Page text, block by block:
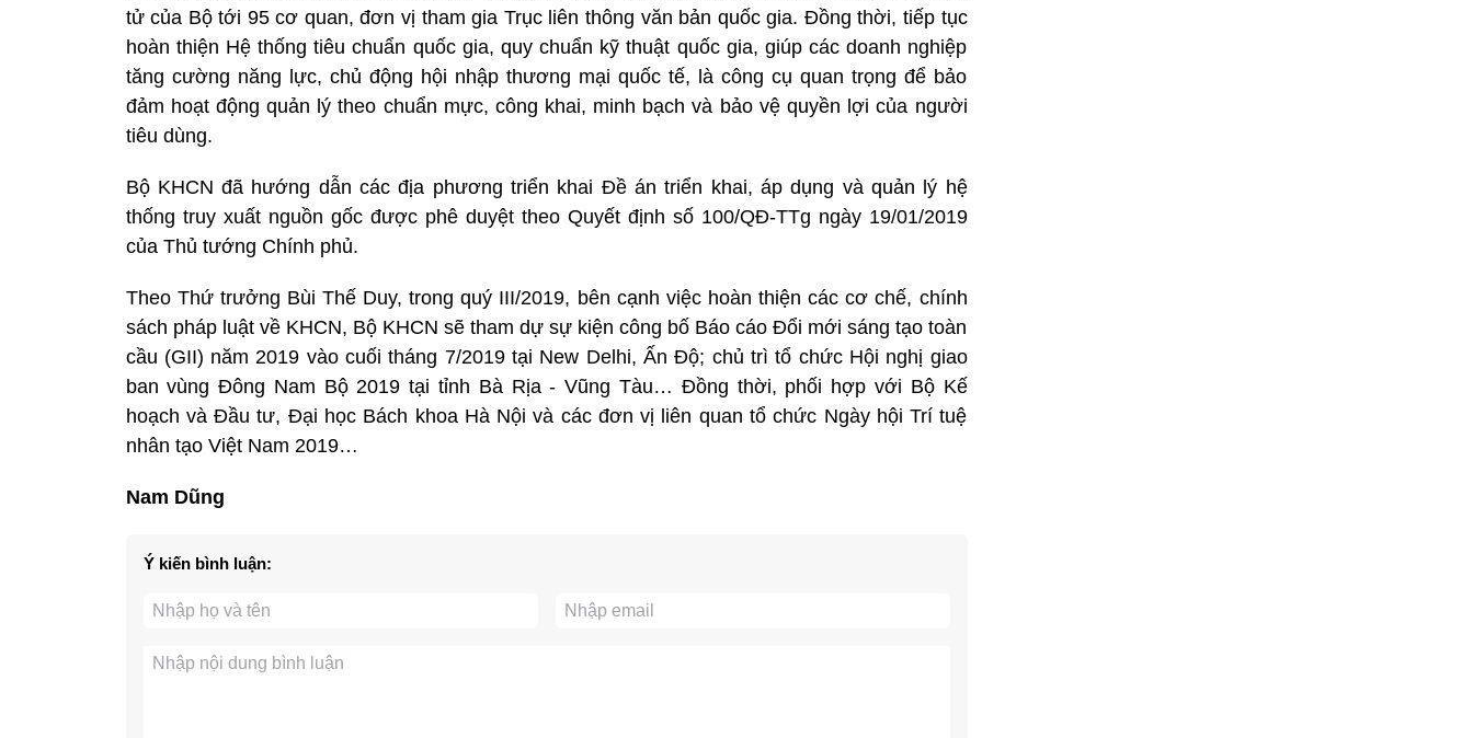
tử của Bộ tới 95 cơ quan, đơn vị tham gia Trục liên thông văn bản quốc gia. Đồng thời, tiếp tục
hoàn thiện Hệ thống tiêu chuẩn quốc gia, quy chuẩn kỹ thuật quốc gia, giúp các doanh nghiệp
tăng cường năng lực, chủ động hội nhập thương mại quốc tế, là công cụ quan trọng để bảo
đảm hoạt động quản lý theo chuẩn mực, công khai, minh bạch và bảo vệ quyền lợi của người
tiêu dùng.
Bộ KHCN đã hướng dẫn các địa phương triển khai Đề án triển khai, áp dụng và quản lý hệ
thống truy xuất nguồn gốc được phê duyệt theo Quyết định số 100/QĐ-TTg ngày 19/01/2019
của Thủ tướng Chính phủ.
Theo Thứ trưởng Bùi Thế Duy, trong quý III/2019, bên cạnh việc hoàn thiện các cơ chế, chính
sách pháp luật về KHCN, Bộ KHCN sẽ tham dự sự kiện công bố Báo cáo Đổi mới sáng tạo toàn
cầu (GII) năm 2019 vào cuối tháng 7/2019 tại New Delhi, Ấn Độ; chủ trì tổ chức Hội nghị giao
ban vùng Đông Nam Bộ 2019 tại tỉnh Bà Rịa - Vũng Tàu… Đồng thời, phối hợp với Bộ Kế
hoạch và Đầu tư, Đại học Bách khoa Hà Nội và các đơn vị liên quan tổ chức Ngày hội Trí tuệ
nhân tạo Việt Nam 2019…
Nam Dũng
Ý kiến bình luận: